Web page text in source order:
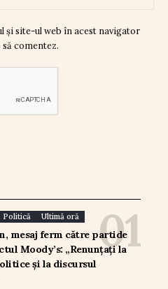
și site-ul web în acest navigator
comentez.
Politică Ultimă oră
mesaj ferm către partide
Moody’s: „Renunțați la
și la discursul